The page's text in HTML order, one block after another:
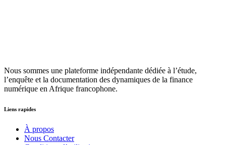
Nous sommes une plateforme indépendante dédiée à l’étude,
l’enquête et la documentation des dynamiques de la finance
numérique en Afrique francophone.
Liens rapides
À propos
Nous Contacter